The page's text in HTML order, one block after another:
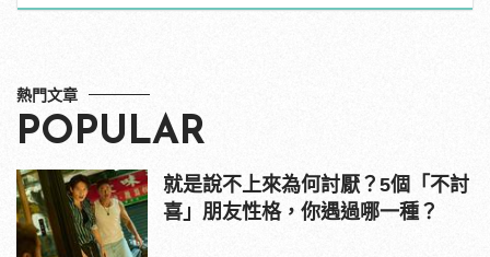
熱門文章
POPULAR
就是說不上來為何討厭？5個「不討
喜」朋友性格，你遇過哪一種？